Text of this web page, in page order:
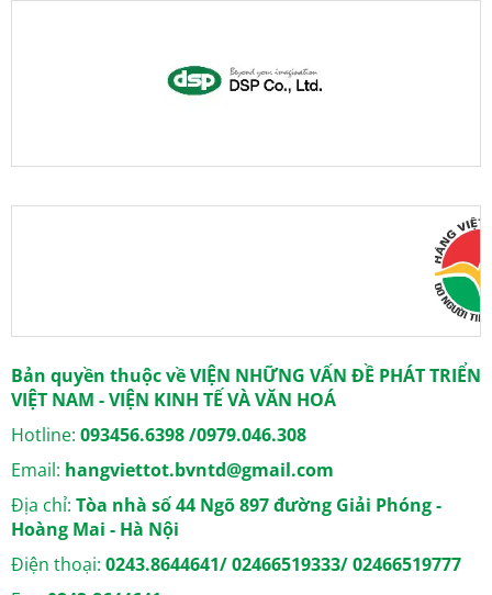
Bản quyền thuộc về VIỆN NHỮNG VẤN ĐỀ PHÁT TRIỂN
VIỆT NAM - VIỆN KINH TẾ VÀ VĂN HOÁ
Hotline: 093456.6398 /0979.046.308
Email: hangviettot.bvntd@gmail.com
Địa chỉ: Tòa nhà số 44 Ngõ 897 đường Giải Phóng -
Hoàng Mai - Hà Nội
Điện thoại: 0243.8644641/ 02466519333/ 02466519777